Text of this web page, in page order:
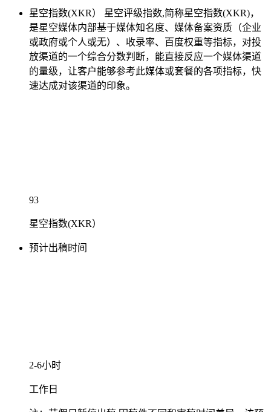
星空指数(XKR）
星空评级指数,简称星空指数(XKR)，
是星空媒体内部基于媒体知名度、媒体备案资质（企业
或政府或个人或无）、收录率、百度权重等指标，对投
放渠道的一个综合分数判断，能直接反应一个媒体渠道
的量级，让客户能够参考此媒体或套餐的各项指标，快
速达成对该渠道的印象。
93
星空指数(XKR）
预计出稿时间
2-6小时
工作日